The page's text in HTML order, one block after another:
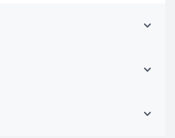
forma della batteria